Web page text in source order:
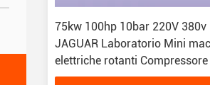
75kw 100hp 10bar 220V 380v
JAGUAR Laboratorio Mini
elettriche rotanti